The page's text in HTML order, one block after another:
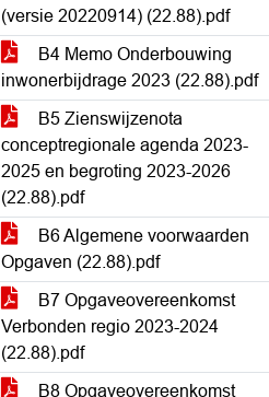
(versie 20220914) (22.88).pdf
B4 Memo Onderbouwing
inwonerbijdrage 2023 (22.88).pdf
B5 Zienswijzenota
conceptregionale agenda 2023-
2025 en begroting 2023-2026
(22.88).pdf
B6 Algemene voorwaarden
Opgaven (22.88).pdf
B7 Opgaveovereenkomst
Verbonden regio 2023-2024
(22.88).pdf
B8 Opgaveovereenkomst